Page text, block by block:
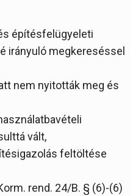
építésfelügyeleti
irányuló megkereséssel
nem nyitották meg és
vált,
feltöltése
rend. 24/B. § (6)-(6)